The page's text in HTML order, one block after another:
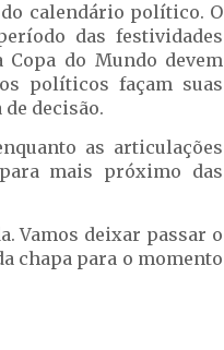
calendário político. O
das festividades
do Mundo devem
políticos façam suas
decisão.
as articulações
mais próximo das
Vamos deixar passar o
chapa para o momento